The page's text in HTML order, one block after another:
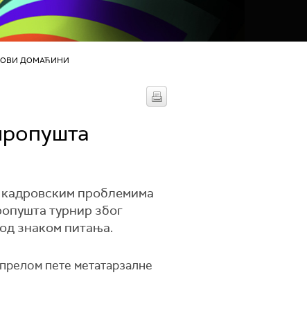
ДОМАЋИНИ
кадровским проблемима
турнир због
знаком питања.
пете метатарзалне